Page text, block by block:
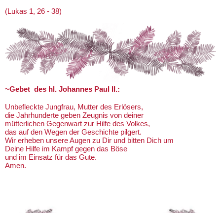
(Lukas 1, 26 - 38)
~Gebet des hl. Johannes Paul II.:
Unbefleckte Jungfrau, Mutter des Erlösers,
die Jahrhunderte geben Zeugnis von deiner
mütterlichen Gegenwart zur Hilfe des Volkes,
das auf den Wegen der Geschichte pilgert.
Wir erheben unsere Augen zu Dir und bitten Dich um
Deine Hilfe im Kampf gegen das Böse
und im Einsatz für das Gute.
Amen.